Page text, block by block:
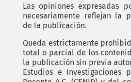
Las opiniones expresadas
necesariamente reflejan la
de la publicación.
Queda estrictamente
total o parcial de los
la publicación sin previa
Estudios e Investigaciones